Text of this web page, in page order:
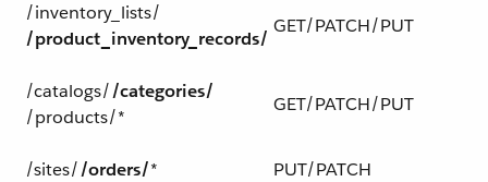
/inventory_lists/​
/product_inventory_records/
GET/PATCH/PUT
/catalogs/​/categories/
/products/*
GET/PATCH/PUT
/sites/​/orders/* PUT/PATCH